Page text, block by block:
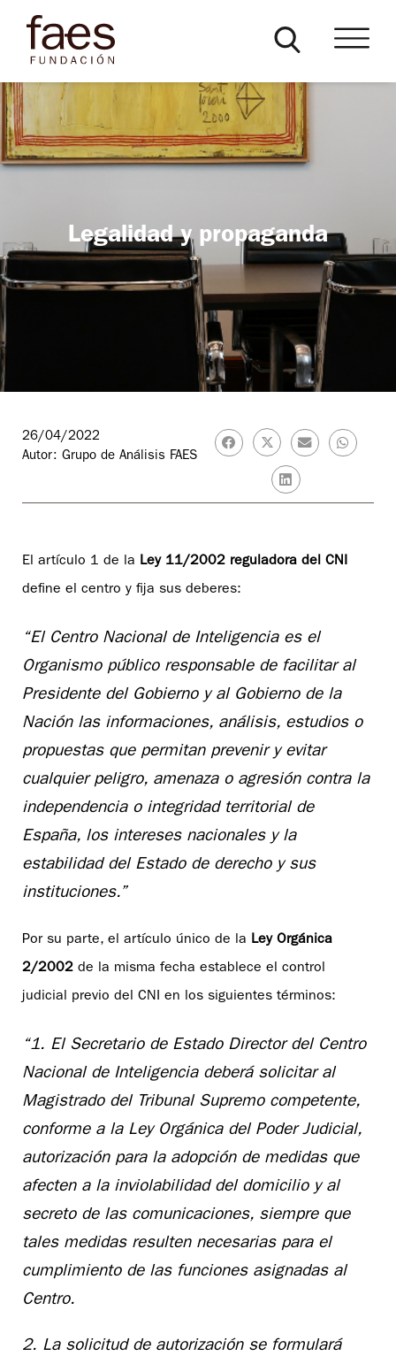
Legalidad y propaganda
26/04/2022
Autor: Grupo de Análisis FAES
El artículo 1 de la Ley 11/2002 reguladora del CNI
define el centro y fija sus deberes:
“El Centro Nacional de Inteligencia es el
Organismo público responsable de facilitar al
Presidente del Gobierno y al Gobierno de la
Nación las informaciones, análisis, estudios o
propuestas que permitan prevenir y evitar
cualquier peligro, amenaza o agresión contra la
independencia o integridad territorial de
España, los intereses nacionales y la
estabilidad del Estado de derecho y sus
instituciones.”
Por su parte, el artículo único de la Ley Orgánica
2/2002 de la misma fecha establece el control
judicial previo del CNI en los siguientes términos:
“1. El Secretario de Estado Director del Centro
Nacional de Inteligencia deberá solicitar al
Magistrado del Tribunal Supremo competente,
conforme a la Ley Orgánica del Poder Judicial,
autorización para la adopción de medidas que
afecten a la inviolabilidad del domicilio y al
secreto de las comunicaciones, siempre que
tales medidas resulten necesarias para el
cumplimiento de las funciones asignadas al
Centro.
2. La solicitud de autorización se formulará